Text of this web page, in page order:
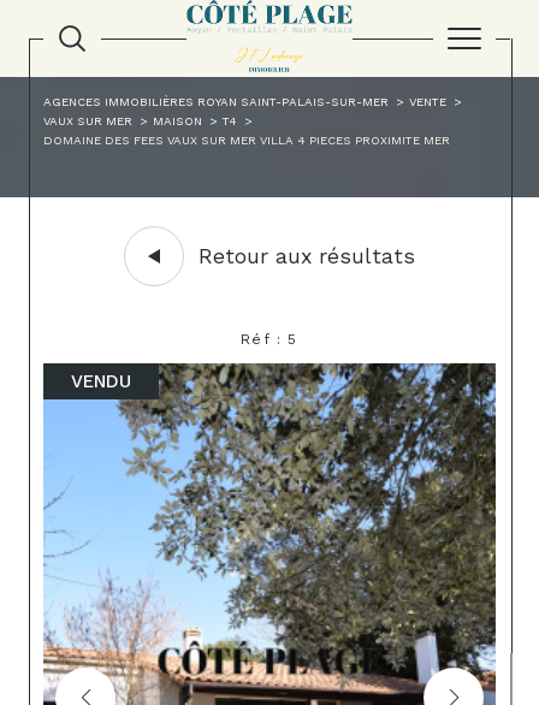
AGENCES IMMOBILIÈRES ROYAN SAINT-PALAIS-SUR-MER
VENTE
VAUX SUR MER
MAISON
T4
DOMAINE DES FEES VAUX SUR MER VILLA 4 PIECES PROXIMITE MER
Retour aux résultats
Réf : 5
VENDU